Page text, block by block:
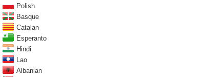
Polish
Basque
Catalan
Esperanto
Hindi
Lao
Albanian